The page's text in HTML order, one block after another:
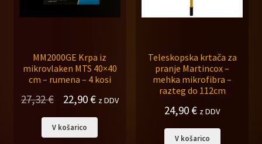
MM2000GE Krpa iz
mikrovlaken MTS 40×40
cm – rumena – 4 kosi
27,32€
Izvirna
cena
je
22,90€Trenutna
cena
je:
z DDV
V košarico
Teleskopska krtača za
pranje Martincox –
mehka mikrofibra –
razteg do 112cm
24,90€ z DDV
V košarico